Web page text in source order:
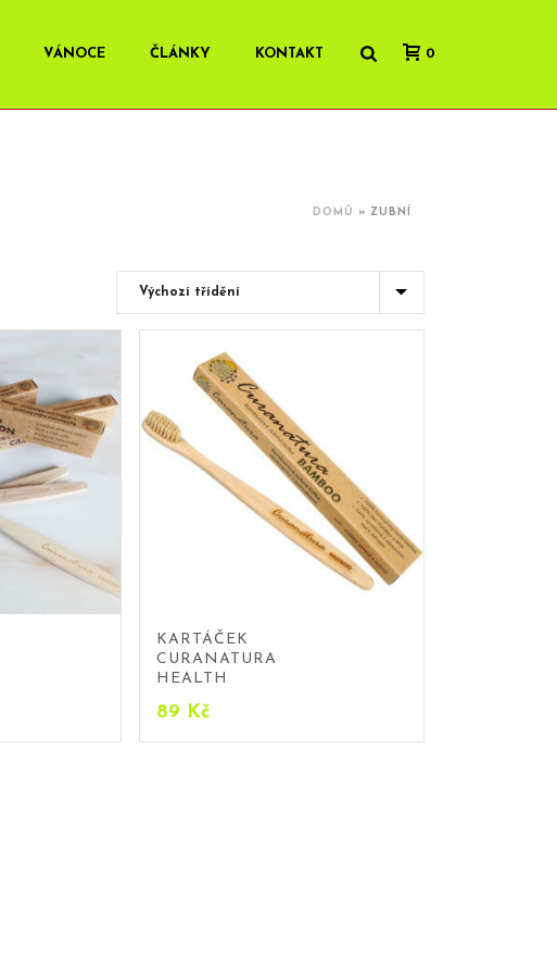
VÁNOCE ČLÁNKY KONTAKT 0
DOMŮ » ZUBNÍ
KARTÁČEK
CURANATURA
HEALTH
89 Kč